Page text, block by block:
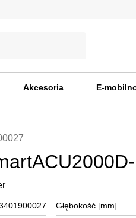
Akcesoria E-
Głębokość [mm]